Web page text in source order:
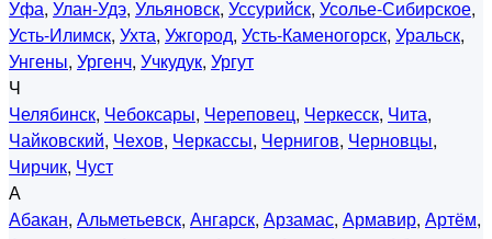
Уфа, Улан-Удэ, Ульяновск, Уссурийск, Усолье-Сибирское,
Усть-Илимск, Ухта, Ужгород, Усть-Каменогорск, Уральск,
Унгены, Ургенч, Учкудук, Ургут
Ч
Челябинск, Чебоксары, Череповец, Черкесск, Чита,
Чайковский, Чехов, Черкассы, Чернигов, Черновцы,
Чирчик, Чуст
А
Абакан, Альметьевск, Ангарск, Арзамас, Армавир, Артём,